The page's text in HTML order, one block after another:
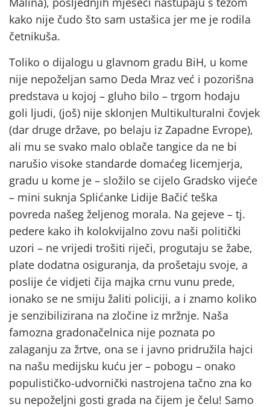
kako nije čudo što sam ustašica jer me je rodila
četnikuša.
Toliko o dijalogu u glavnom gradu BiH, u kome
nije nepoželjan samo Deda Mraz već i pozorišna
predstava u kojoj – gluho bilo – trgom hodaju
goli ljudi, (još) nije sklonjen Multikulturalni čovjek
(dar druge države, po belaju iz Zapadne Evrope),
ali mu se svako malo oblače tangice da ne bi
narušio visoke standarde domaćeg licemjerja,
gradu u kome je – složilo se cijelo Gradsko vijeće
– mini suknja Splićanke Lidije Bačić teška
povreda našeg željenog morala. Na gejeve – tj.
pedere kako ih kolokvijalno zovu naši politički
uzori – ne vrijedi trošiti riječi, progutaju se žabe,
plate dodatna osiguranja, da prošetaju svoje, a
poslije će vidjeti čija majka crnu vunu prede,
ionako se ne smiju žaliti policiji, a i znamo koliko
je senzibilizirana na zločine iz mržnje. Naša
famozna gradonačelnica nije poznata po
zalaganju za žrtve, ona se i javno pridružila hajci
na našu medijsku kuću jer – pobogu – onako
populističko-udvornički nastrojena tačno zna ko
su nepoželjni gosti grada na čijem je čelu! Samo